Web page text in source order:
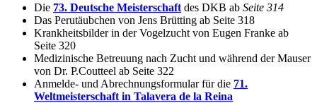
Die 73. Deutsche Meisterschaft des DKB ab Seite 314
Das Perutäubchen von Jens Brütting ab Seite 318
Krankheitsbilder in der Vogelzucht von Eugen Franke ab
Seite 320
Medizinische Betreuung nach Zucht und während der Mauser
von Dr. P.Coutteel ab Seite 322
Anmelde- und Abrechnungsformular für die 71.
Weltmeisterschaft in Talavera de la Reina